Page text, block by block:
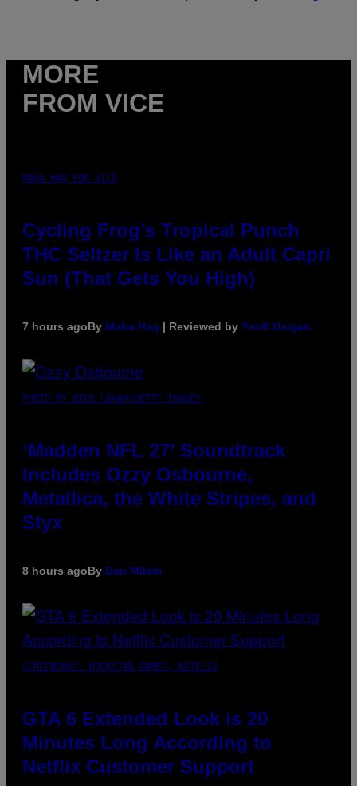
MORE
FROM VICE
MAHA HAQ FOR VICE
Cycling Frog’s Tropical Punch
THC Seltzer Is Like an Adult Capri
Sun (That Gets You High)
7 hours agoBy Maha Haq | Reviewed by Ysolt Usigan
PHOTO BY NICK LAHAM/GETTY IMAGES
‘Madden NFL 27’ Soundtrack
Includes Ozzy Osbourne,
Metallica, the White Stripes, and
Styx
8 hours agoBy Dan Milam
SCREENSHOT: ROCKSTAR GAMES, NETFLIX
GTA 6 Extended Look is 20
Minutes Long According to
Netflix Customer Support